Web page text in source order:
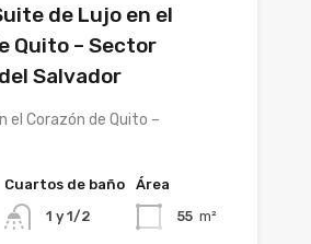
de Lujo en el
Quito – Sector
Salvador
el Corazón de Quito –
Cuartos de baño
1 y 1/2
Área
55 m²